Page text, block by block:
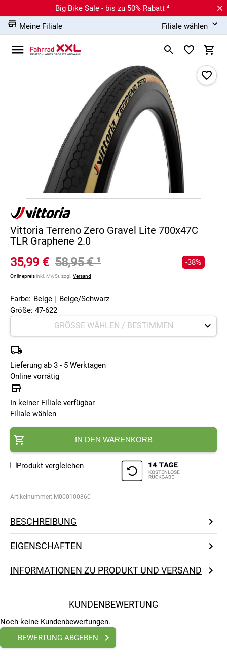
Big Bike Sale - bis zu 50% Rabatt ⁴
Meine Filiale
Filiale wählen
Vittoria Terreno Zero Gravel Lite 700x47C
TLR Graphene 2.0
35,99 € 58,95 €¹
Onlinepreisinkl. MwSt, zzgl. Versand
-38%
Farbe: Beige | Beige/Schwarz
Größe: 47-622
Lieferung ab 3 - 5 Werktagen
Online vorrätig
In keiner Filiale verfügbar
Filiale wählen
IN DEN WARENKORB
Produkt vergleichen
Artikelnummer: M000100860
BESCHREIBUNG
EIGENSCHAFTEN
INFORMATIONEN ZU PRODUKT UND VERSAND
KUNDENBEWERTUNG
Noch keine Kundenbewertungen.
BEWERTUNG ABGEBEN